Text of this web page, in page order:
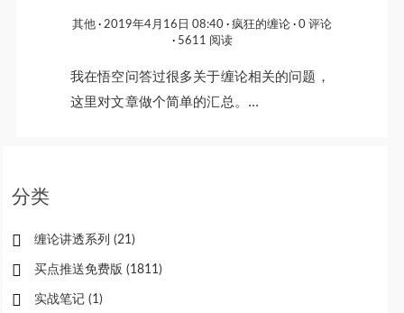
其他 2019年4月16日 08:40 疯狂的缠论
0 评论
5611 阅读
我在悟空问答过很多关于缠论相关的问题，
这里对文章做个简单的汇总。...
分类
缠论讲透系列 (21)
买点推送免费版 (1811)
实战笔记 (1)